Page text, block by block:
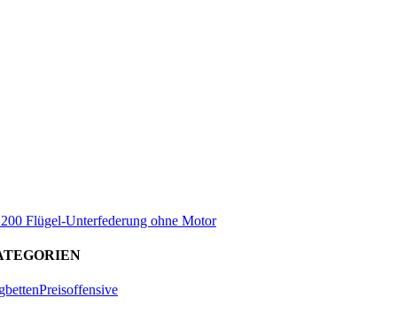
Flügel-Unterfederung ohne Motor